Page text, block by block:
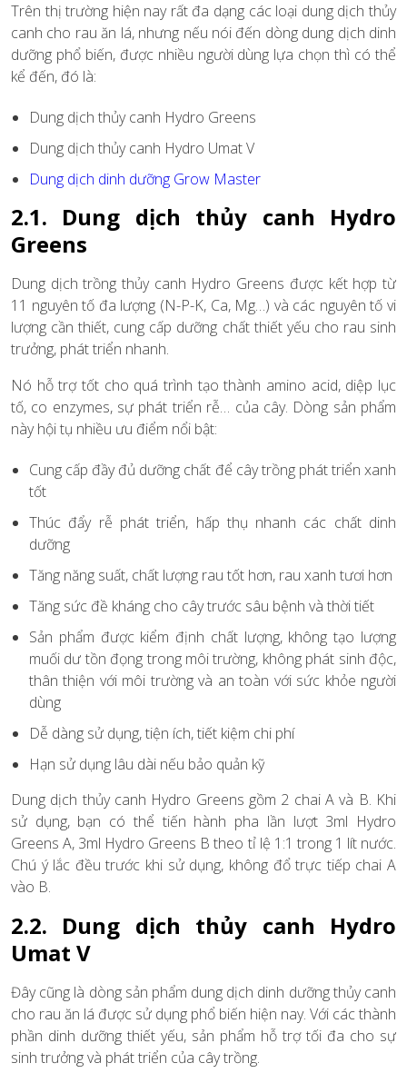
Trên thị trường hiện nay rất đa dạng các loại dung dịch thủy
canh cho rau ăn lá, nhưng nếu nói đến dòng dung dịch dinh
dưỡng phổ biến, được nhiều người dùng lựa chọn thì có thể
kể đến, đó là:
Dung dịch thủy canh Hydro Greens
Dung dịch thủy canh Hydro Umat V
Dung dịch dinh dưỡng Grow Master
2.1. Dung dịch thủy canh Hydro
Greens
Dung dịch trồng thủy canh Hydro Greens được kết hợp từ
11 nguyên tố đa lượng (N-P-K, Ca, Mg…) và các nguyên tố vi
lượng cần thiết, cung cấp dưỡng chất thiết yếu cho rau sinh
trưởng, phát triển nhanh.
Nó hỗ trợ tốt cho quá trình tạo thành amino acid, diệp lục
tố, co enzymes, sự phát triển rễ… của cây. Dòng sản phẩm
này hội tụ nhiều ưu điểm nổi bật:
Cung cấp đầy đủ dưỡng chất để cây trồng phát triển xanh
tốt
Thúc đẩy rễ phát triển, hấp thụ nhanh các chất dinh
dưỡng
Tăng năng suất, chất lượng rau tốt hơn, rau xanh tươi hơn
Tăng sức đề kháng cho cây trước sâu bệnh và thời tiết
Sản phẩm được kiểm định chất lượng, không tạo lượng
muối dư tồn đọng trong môi trường, không phát sinh độc,
thân thiện với môi trường và an toàn với sức khỏe người
dùng
Dễ dàng sử dụng, tiện ích, tiết kiệm chi phí
Hạn sử dụng lâu dài nếu bảo quản kỹ
Dung dịch thủy canh Hydro Greens gồm 2 chai A và B. Khi
sử dụng, bạn có thể tiến hành pha lần lượt 3ml Hydro
Greens A, 3ml Hydro Greens B theo tỉ lệ 1:1 trong 1 lít nước.
Chú ý lắc đều trước khi sử dụng, không đổ trực tiếp chai A
vào B.
2.2. Dung dịch thủy canh Hydro
Umat V
Đây cũng là dòng sản phẩm dung dịch dinh dưỡng thủy canh
cho rau ăn lá được sử dụng phổ biến hiện nay. Với các thành
phần dinh dưỡng thiết yếu, sản phẩm hỗ trợ tối đa cho sự
sinh trưởng và phát triển của cây trồng.